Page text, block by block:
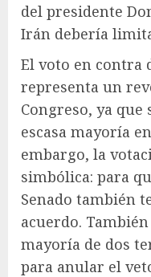
del presidente
Irán debería
El voto en contra
representa un
Congreso, ya
escasa mayoría
embargo, la
simbólica: para
Senado también
acuerdo.
mayoría de dos
para anular el